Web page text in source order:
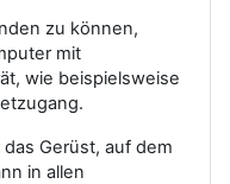
zu können,
mit
wie beispielsweise
Gerüst, auf dem
in allen